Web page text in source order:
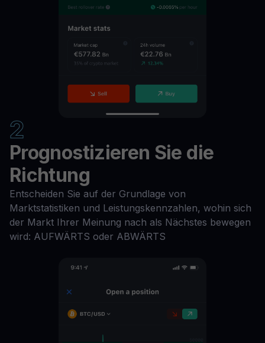
2
Prognostizieren Sie die
Richtung
Entscheiden Sie auf der Grundlage von
Marktstatistiken und Leistungskennzahlen, wohin sich
der Markt Ihrer Meinung nach als Nächstes bewegen
wird: AUFWÄRTS oder ABWÄRTS